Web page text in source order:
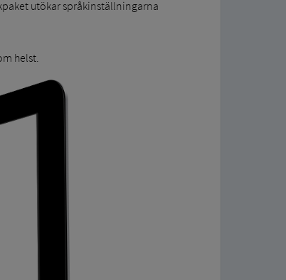
utökar språkinställningarna
helst.